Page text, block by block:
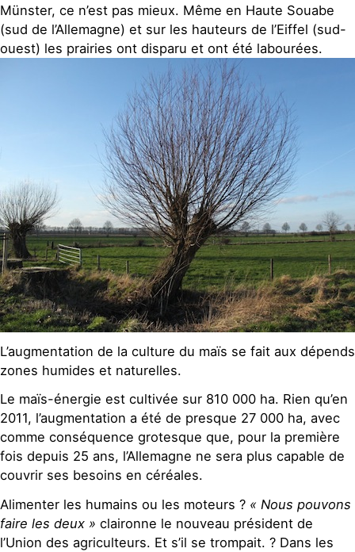
Münster, ce n’est pas mieux. Même en Haute Souabe
(sud de l’Allemagne) et sur les hauteurs de l’Eiffel (sud-
ouest) les prairies ont disparu et ont été labourées.
L’augmentation de la culture du maïs se fait aux
zones humides et naturelles.
Le maïs-énergie est cultivée sur 810 000 ha. Rien qu’en
2011, l’augmentation a été de presque 27 000 ha, avec
comme conséquence grotesque que, pour la première
fois depuis 25 ans, l’Allemagne ne sera plus capable de
couvrir ses besoins en céréales.
Alimenter les humains ou les moteurs ? « Nous pouvons
faire les deux » claironne le nouveau président de
l’Union des agriculteurs. Et s’il se trompait. ? Dans les